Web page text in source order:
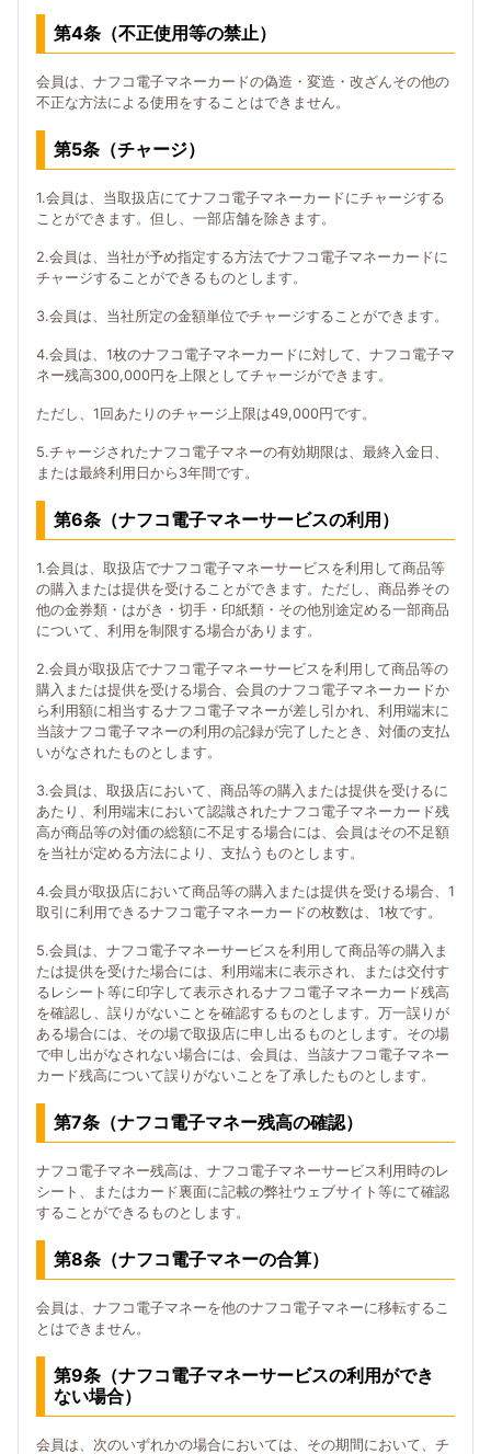
第4条（不正使用等の禁止）
会員は、ナフコ電子マネーカードの偽造・変造・改ざんその他の
不正な方法による使用をすることはできません。
第5条（チャージ）
1.会員は、当取扱店にてナフコ電子マネーカードにチャージする
ことができます。但し、一部店舗を除きます。
2.会員は、当社が予め指定する方法でナフコ電子マネーカードに
チャージすることができるものとします。
3.会員は、当社所定の金額単位でチャージすることができます。
4.会員は、1枚のナフコ電子マネーカードに対して、ナフコ電子マ
ネー残高300,000円を上限としてチャージができます。
ただし、1回あたりのチャージ上限は49,000円です。
5.チャージされたナフコ電子マネーの有効期限は、最終入金日、
または最終利用日から3年間です。
第6条（ナフコ電子マネーサービスの利用）
1.会員は、取扱店でナフコ電子マネーサービスを利用して商品等
の購入または提供を受けることができます。ただし、商品券その
他の金券類・はがき・切手・印紙類・その他別途定める一部商品
について、利用を制限する場合があります。
2.会員が取扱店でナフコ電子マネーサービスを利用して商品等の
購入または提供を受ける場合、会員のナフコ電子マネーカードか
ら利用額に相当するナフコ電子マネーが差し引かれ、利用端末に
当該ナフコ電子マネーの利用の記録が完了したとき、対価の支払
いがなされたものとします。
3.会員は、取扱店において、商品等の購入または提供を受けるに
あたり、利用端末において認識されたナフコ電子マネーカード残
高が商品等の対価の総額に不足する場合には、会員はその不足額
を当社が定める方法により、支払うものとします。
4.会員が取扱店において商品等の購入または提供を受ける場合、1
取引に利用できるナフコ電子マネーカードの枚数は、1枚です。
5.会員は、ナフコ電子マネーサービスを利用して商品等の購入ま
たは提供を受けた場合には、利用端末に表示され、または交付す
るレシート等に印字して表示されるナフコ電子マネーカード残高
を確認し、誤りがないことを確認するものとします。万一誤りが
ある場合には、その場で取扱店に申し出るものとします。その場
で申し出がなされない場合には、会員は、当該ナフコ電子マネー
カード残高について誤りがないことを了承したものとします。
第7条（ナフコ電子マネー残高の確認）
ナフコ電子マネー残高は、ナフコ電子マネーサービス利用時のレ
シート、またはカード裏面に記載の弊社ウェブサイト等にて確認
することができるものとします。
第8条（ナフコ電子マネーの合算）
会員は、ナフコ電子マネーを他のナフコ電子マネーに移転するこ
とはできません。
第9条（ナフコ電子マネーサービスの利用ができ
ない場合）
会員は、次のいずれかの場合においては、その期間において、チ